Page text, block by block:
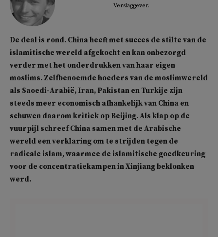
Verslaggever.
De deal is rond. China heeft met succes de stilte van de
islamitische wereld afgekocht en kan onbezorgd
verder met het onderdrukken van haar eigen
moslims. Zelfbenoemde hoeders van de moslimwereld
als Saoedi-Arabië, Iran, Pakistan en Turkije zijn
steeds meer economisch afhankelijk van China en
schuwen daarom kritiek op Beijing. Als klap op de
vuurpijl schreef China samen met de Arabische
wereld een verklaring om te strijden tegen de
radicale islam, waarmee de islamitische goedkeuring
voor de concentratiekampen in Xinjiang beklonken
werd.